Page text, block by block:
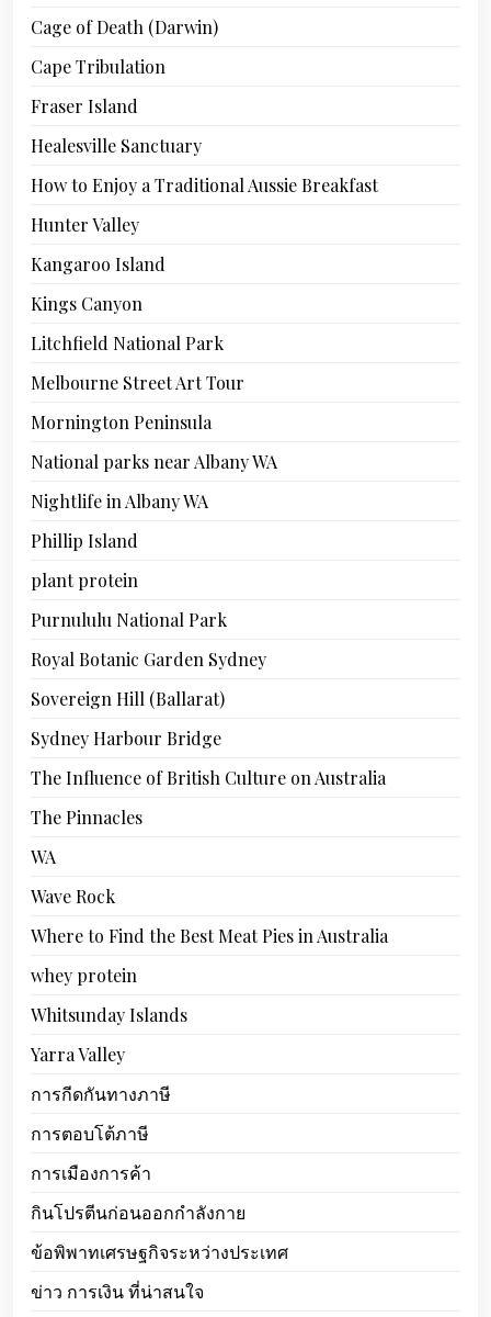
Cage of Death (Darwin)
Cape Tribulation
Fraser Island
Healesville Sanctuary
How to Enjoy a Traditional Aussie Breakfast
Hunter Valley
Kangaroo Island
Kings Canyon
Litchfield National Park
Melbourne Street Art Tour
Mornington Peninsula
National parks near Albany WA
Nightlife in Albany WA
Phillip Island
plant protein
Purnululu National Park
Royal Botanic Garden Sydney
Sovereign Hill (Ballarat)
Sydney Harbour Bridge
The Influence of British Culture on Australia
The Pinnacles
WA
Wave Rock
Where to Find the Best Meat Pies in Australia
whey protein
Whitsunday Islands
Yarra Valley
การกีดกันทางภาษี
การตอบโต้ภาษี
การเมืองการค้า
กินโปรตีนก่อนออกกำลังกาย
ข้อพิพาทเศรษฐกิจระหว่างประเทศ
ข่าว การเงิน ที่น่าสนใจ